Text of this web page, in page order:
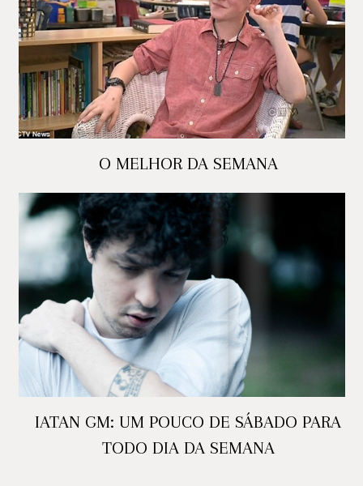
O MELHOR DA SEMANA
IATAN GM: UM POUCO DE SÁBADO PARA
TODO DIA DA SEMANA